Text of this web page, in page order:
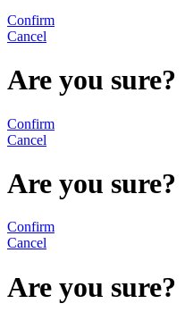
Confirm
Cancel
Are you sure?
Confirm
Cancel
Are you sure?
Confirm
Cancel
Are you sure?